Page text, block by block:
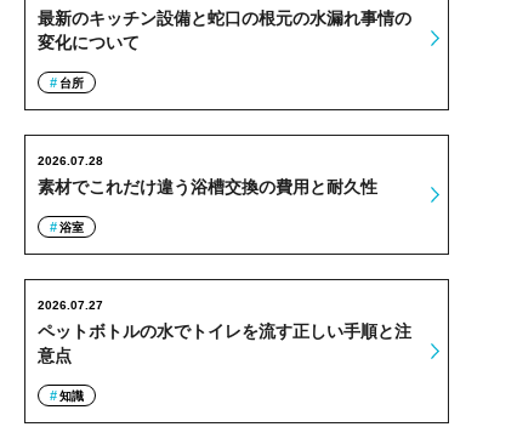
最新のキッチン設備と蛇口の根元の水漏れ事情の
変化について
台所
素材でこれだけ違う浴槽交換の費用と耐久性
2026.07.28
浴室
ペットボトルの水でトイレを流す正しい手順と注
意点
2026.07.27
知識